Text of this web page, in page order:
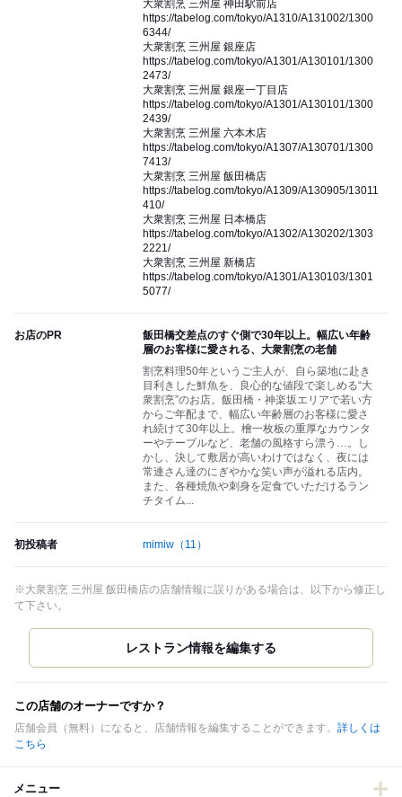
大衆割烹 三州屋 神田駅前店
https://tabelog.com/tokyo/A1310/A131002/1300
6344/
大衆割烹 三州屋 銀座店
https://tabelog.com/tokyo/A1301/A130101/1300
2473/
大衆割烹 三州屋 銀座一丁目店
https://tabelog.com/tokyo/A1301/A130101/1300
2439/
大衆割烹 三州屋 六本木店
https://tabelog.com/tokyo/A1307/A130701/1300
7413/
大衆割烹 三州屋 飯田橋店
https://tabelog.com/tokyo/A1309/A130905/13011
410/
大衆割烹 三州屋 日本橋店
https://tabelog.com/tokyo/A1302/A130202/1303
2221/
大衆割烹 三州屋 新橋店
https://tabelog.com/tokyo/A1301/A130103/1301
5077/
お店のPR
飯田橋交差点のすぐ側で30年以上。幅広い年齢
層のお客様に愛される、大衆割烹の老舗
割烹料理50年というご主人が、自ら築地に赴き
目利きした鮮魚を、良心的な値段で楽しめる“大
衆割烹”のお店。飯田橋・神楽坂エリアで若い方
からご年配まで、幅広い年齢層のお客様に愛さ
れ続けて30年以上。檜一枚板の重厚なカウンタ
ーやテーブルなど、老舗の風格すら漂う…。し
かし、決して敷居が高いわけではなく、夜には
常連さん達のにぎやかな笑い声が溢れる店内。
また、各種焼魚や刺身を定食でいただけるラン
チタイム...
初投稿者 mimiw （11）
※大衆割烹 三州屋 飯田橋店の店舗情報に誤りがある場合は、以下から修正し
て下さい。
この店舗のオーナーですか？
店舗会員（無料）になると、店舗情報を編集することができます。 詳しくは
こちら
メニュー